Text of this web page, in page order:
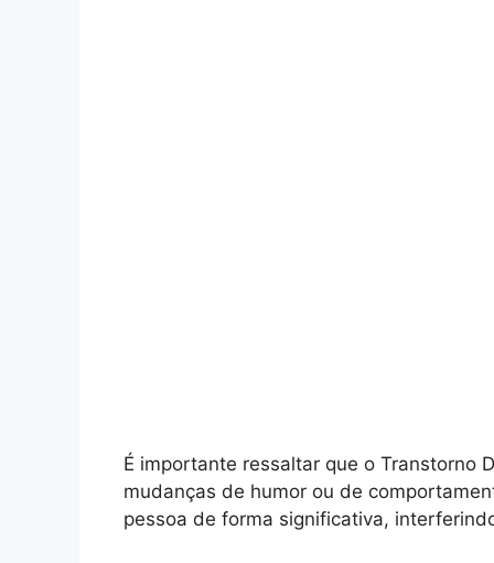
É importante ressaltar que o Transtorno
mudanças de humor ou de
pessoa de forma significativa,